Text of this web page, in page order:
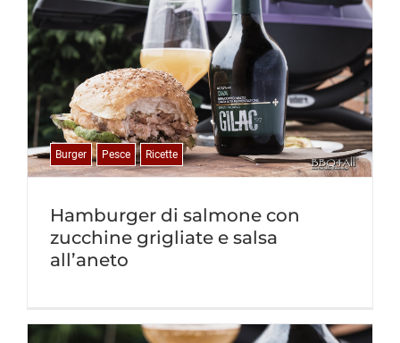
Hamburger di salmone con
zucchine grigliate e salsa
all’aneto
Burger Pesce Ricette